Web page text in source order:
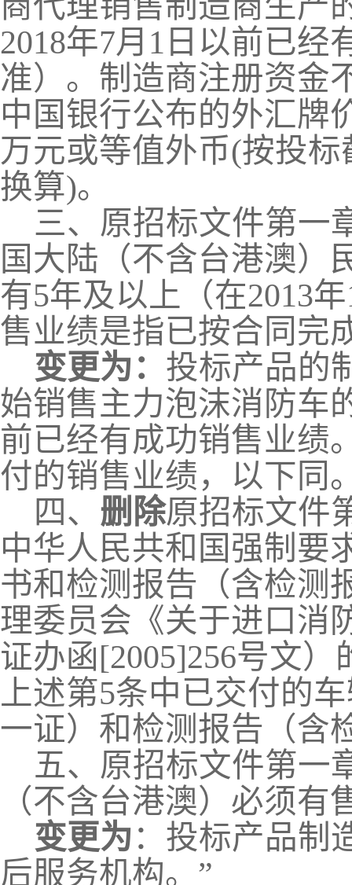
2018年7月1日以前已
准）。制造商注册资金
中国银行公布的外汇牌
万元或等值外币(按投标
换算)。
三、 原招标文件第一
国大陆（不含台港澳）
有5年及以上（在2013
售业绩是指已按合同完
变更为： 投标产品的
始销售主力泡沫消防车
前已经有成功销售业绩
付的销售业绩，以下同
四、 删除原招标文件
中华人民共和国强制要
书和检测报告（含检测
理委员会《关于进口消
证办函[2005]256号文
上述第5条中已交付的
一证）和检测报告（含
五、 原招标文件第一
（不含台港澳）必须有
变更为：投标产品制
后服务机构。 ”